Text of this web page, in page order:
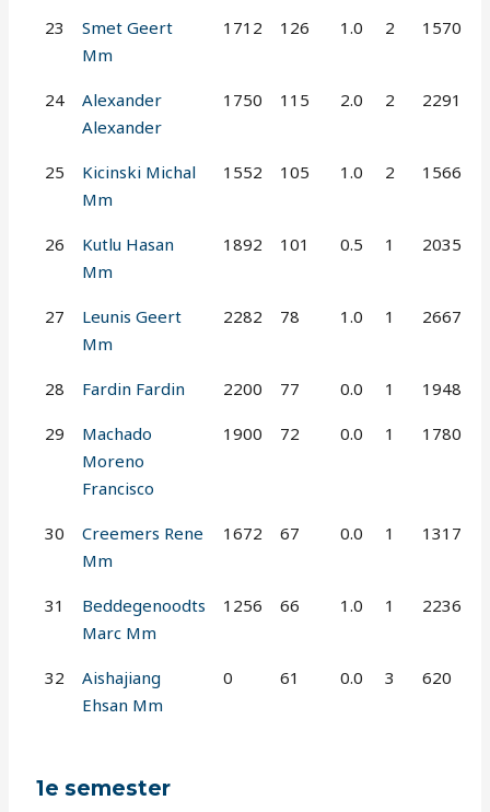
23
Smet Geert
Mm
1712 126 1.0 2 1570
24
Alexander
Alexander
1750 115 2.0 2 2291
25
Kicinski Michal
Mm
1552 105 1.0 2 1566
26
Kutlu Hasan
Mm
1892 101 0.5 1 2035
27
Leunis Geert
Mm
2282 78 1.0 1 2667
28 Fardin Fardin 2200 77 0.0 1 1948
29
Machado
Moreno
Francisco
1900 72 0.0 1 1780
30
Creemers Rene
Mm
1672 67 0.0 1 1317
31
Beddegenoodts
Marc Mm
1256 66 1.0 1 2236
32
Aishajiang
Ehsan Mm
0 61 0.0 3 620
1e semester